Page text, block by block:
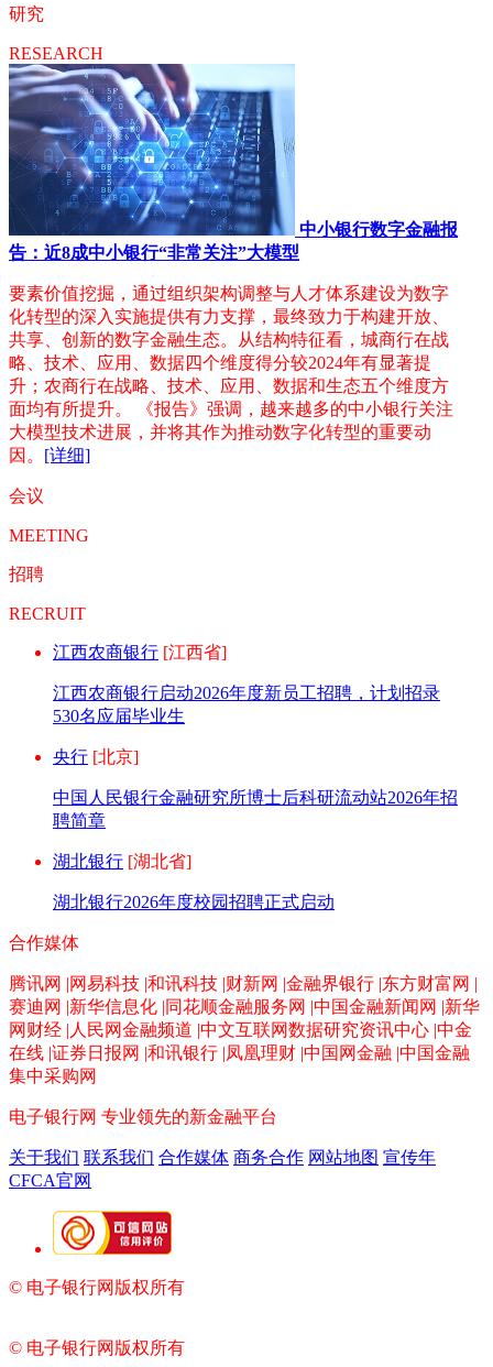
研究
RESEARCH
中小银行数字金融报
告：近8成中小银行“非常关注”大模型
要素价值挖掘，通过组织架构调整与人才体系建设为数字
化转型的深入实施提供有力支撑，最终致力于构建开放、
共享、创新的数字金融生态。从结构特征看，城商行在战
略、技术、应用、数据四个维度得分较2024年有显著提
升；农商行在战略、技术、应用、数据和生态五个维度方
面均有所提升。 《报告》强调，越来越多的中小银行关注
大模型技术进展，并将其作为推动数字化转型的重要动
因。 [详细]
会议
MEETING
招聘
RECRUIT
江西农商银行 [江西省]
江西农商银行启动2026年度新员工招聘，计划招录
530名应届毕业生
央行 [北京]
中国人民银行金融研究所博士后科研流动站2026年招
聘简章
湖北银行 [湖北省]
湖北银行2026年度校园招聘正式启动
合作媒体
腾讯网 |网易科技 |和讯科技 |财新网 |金融界银行 |东方财富网 |
赛迪网 |新华信息化 |同花顺金融服务网 |中国金融新闻网 |新华
网财经 |人民网金融频道 |中文互联网数据研究资讯中心 |中金
在线 |证券日报网 |和讯银行 |凤凰理财 |中国网金融 |中国金融
集中采购网
电子银行网 专业领先的新金融平台
关于我们 联系我们 合作媒体 商务合作 网站地图 宣传年
CFCA官网
© 电子银行网版权所有
© 电子银行网版权所有